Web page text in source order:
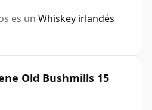
es un Whiskey irlandés
Old Bushmills 15